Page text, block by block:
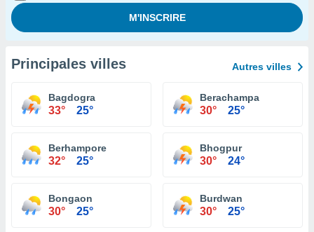
Principales villes Autres villes
Bagdogra
33° 25°
Berachampa
30° 25°
Berhampore
32° 25°
Bhogpur
30° 24°
Bongaon
30° 25°
Burdwan
30° 25°